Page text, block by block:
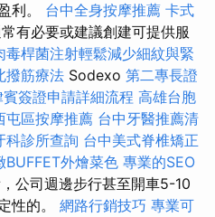
利。 台中全身按摩推薦 卡式
有必要或建議創建可提供服
毒桿菌注射輕鬆減少細紋與緊
撥筋療法 Sodexo 第二專長證
賓簽證申請詳細流程 高雄台胞
屯區按摩推薦 台中牙醫推薦清
科診所查詢 台中美式脊椎矯正
BUFFET外燴菜色 專業的SEO
公司週邊步行甚至開車5-10
性的。 網路行銷技巧 專業可